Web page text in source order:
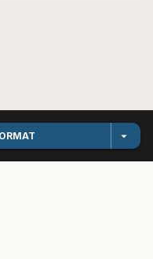
arrow_drop_down